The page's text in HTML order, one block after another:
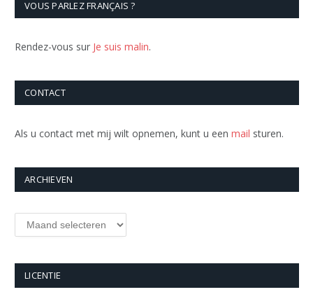
VOUS PARLEZ FRANÇAIS ?
Rendez-vous sur Je suis malin.
CONTACT
Als u contact met mij wilt opnemen, kunt u een mail sturen.
ARCHIEVEN
Archieven
LICENTIE